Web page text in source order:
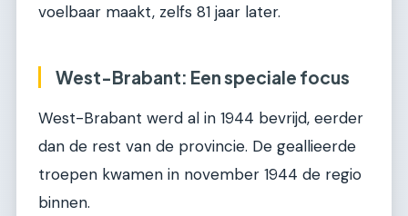
voelbaar maakt, zelfs 81 jaar later.
West-Brabant: Een speciale focus
West-Brabant werd al in 1944 bevrijd, eerder
dan de rest van de provincie. De geallieerde
troepen kwamen in november 1944 de regio
binnen.